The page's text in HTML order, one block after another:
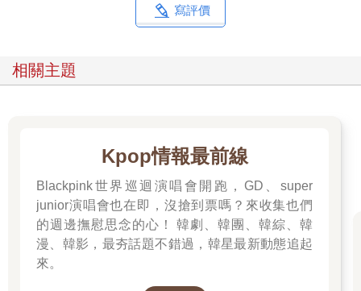
寫評價
相關主題
Kpop情報最前線
Blackpink世界巡迴演唱會開跑，GD、super
junior演唱會也在即，沒搶到票嗎？來收集也們
的週邊撫慰思念的心！ 韓劇、韓團、韓綜、韓
漫、韓影，最夯話題不錯過，韓星最新動態追起
來。